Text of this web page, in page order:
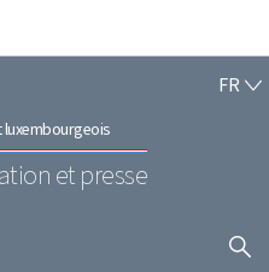
principal
luxembourgeois
et presse
FR